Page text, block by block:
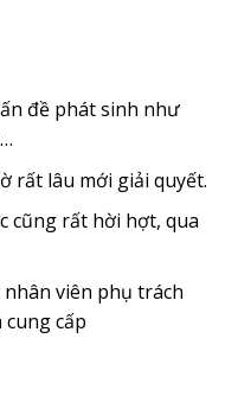
đề phát sinh như
rất lâu mới giải quyết.
cũng rất hời hợt, qua
viên phụ trách
cấp